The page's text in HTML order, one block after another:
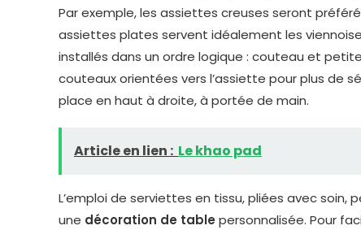
Par exemple, les assiettes creuses seront
assiettes plates servent idéalement les
installés dans un ordre logique : couteau et
couteaux orientées vers l’assiette pour plus de
place en haut à droite, à portée de main.
Article en lien : Le khao pad
L’emploi de serviettes en tissu, pliées avec
une décoration de table personnalisée. Pour